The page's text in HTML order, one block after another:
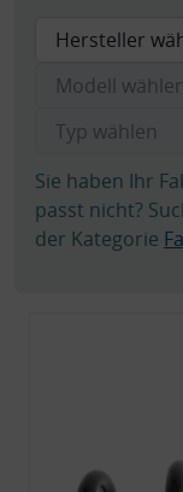
Sie haben Ihr
passt nicht?
der Kategorie